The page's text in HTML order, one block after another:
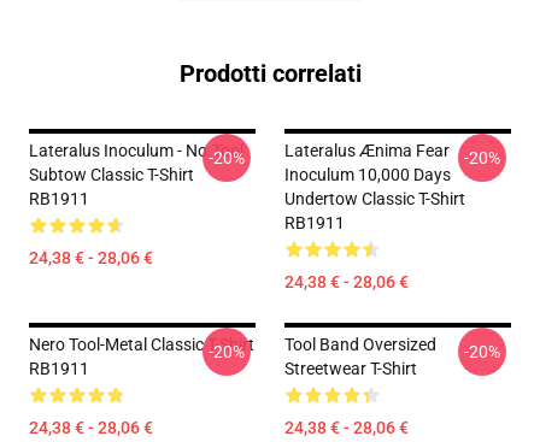
Prodotti correlati
Lateralus Inoculum - No.tool
Subtow Classic T-Shirt
RB1911
24,38 € - 28,06 €
-20%
Lateralus Ænima Fear
Inoculum 10,000 Days
Undertow Classic T-Shirt
RB1911
24,38 € - 28,06 €
-20%
Nero Tool-Metal Classic T-Shirt
RB1911
24,38 € - 28,06 €
-20%
Tool Band Oversized
Streetwear T-Shirt
24,38 € - 28,06 €
-20%